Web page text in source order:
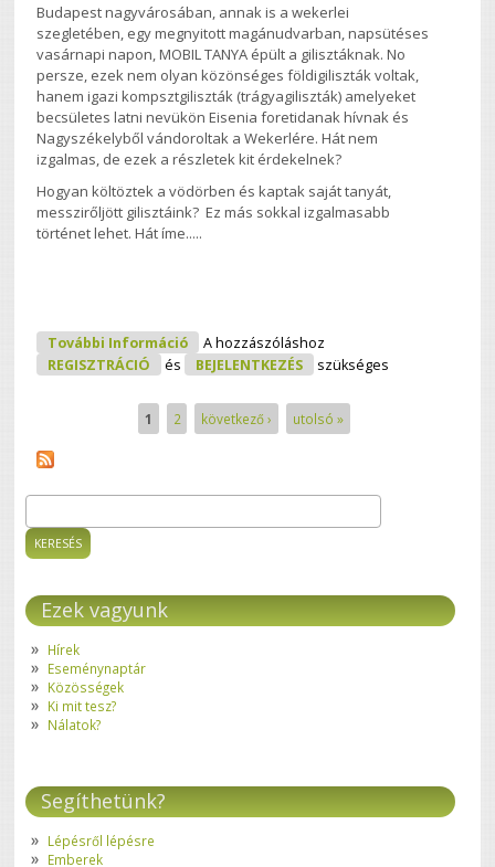
Budapest nagyvárosában, annak is a wekerlei
szegletében, egy megnyitott magánudvarban, napsütéses
vasárnapi napon, MOBIL TANYA épült a gilisztáknak. No
persze, ezek nem olyan közönséges földigiliszták voltak,
hanem igazi kompsztgiliszták (trágyagiliszták) amelyeket
becsületes latni nevükön Eisenia foretidanak hívnak és
Nagyszékelyből vándoroltak a Wekerlére. Hát nem
izgalmas, de ezek a részletek kit érdekelnek?
Hogyan költöztek a vödörben és kaptak saját tanyát,
messzirőljött gilisztáink? Ez más sokkal izgalmasabb
történet lehet. Hát íme.....
További Információ Műhelymunka, Ahol A Giliszták A
Főszereplők Tartalommal
Kapcsolatosan
A hozzászóláshoz
REGISZTRÁCIÓ
és BEJELENTKEZÉS szükséges
1 2 következő › utolsó »
Keresés űrlap
Ezek vagyunk
Hírek
Eseménynaptár
Közösségek
Ki mit tesz?
Nálatok?
Segíthetünk?
Lépésről lépésre
Emberek